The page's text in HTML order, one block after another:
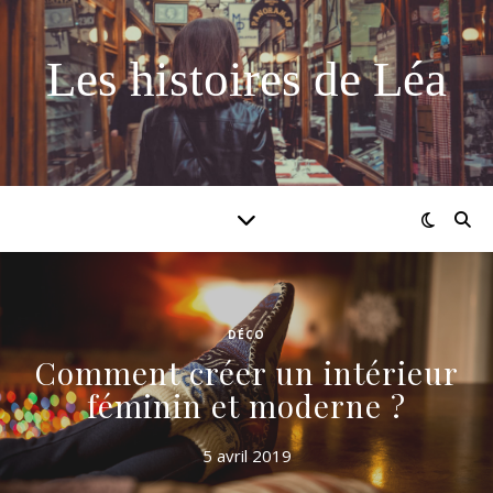
Les histoires de Léa
DÉCO
Comment créer un intérieur
féminin et moderne ?
5 avril 2019